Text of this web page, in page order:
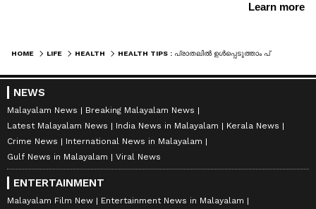
HOME LIFE HEALTH HEALTH TIPS : പ്രാതലിൽ ഉൾപ്പെടുത്താം പ്രോട്ടീൻ അടങ്ങിയ ഈ ഭക്ഷണങ്ങൾ
NEWS
Malayalam News
Breaking Malayalam News
Latest Malayalam News
India News in Malayalam
Kerala News
Crime News
International News in Malayalam
Gulf News in Malayalam
Viral News
ENTERTAINMENT
Malayalam Film New
Entertainment News in Malayalam